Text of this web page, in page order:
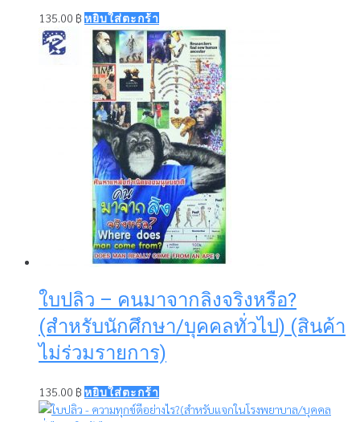
135.00 ฿ หยิบใส่ตะกร้า
ใบปลิว – คนมาจากลิงจริงหรือ?
(สำหรับนักศึกษา/บุคคลทั่วไป) (สินค้า
ไม่ร่วมรายการ)
135.00 ฿ หยิบใส่ตะกร้า